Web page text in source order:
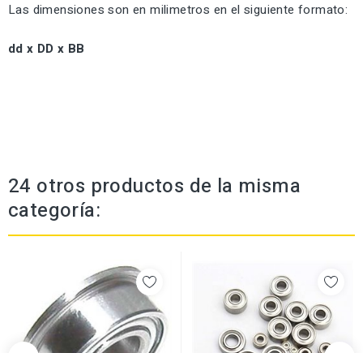
Las dimensiones son en milimetros en el siguiente formato:
dd x DD x BB
24 otros productos de la misma
categoría: